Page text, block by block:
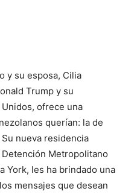
y su esposa, Cilia
Trump y su
ofrece una
querían: la de
nueva residencia
Metropolitano
York, les ha brindado una
mensajes que desean